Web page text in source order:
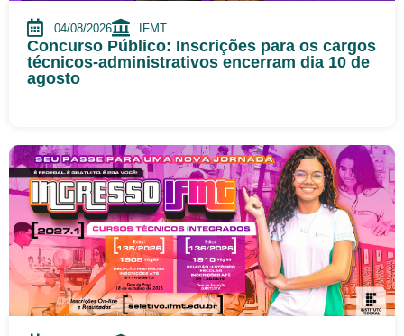
04/08/2026 IFMT
Concurso Público: Inscrições para os cargos
técnicos-administrativos encerram dia 10 de
agosto